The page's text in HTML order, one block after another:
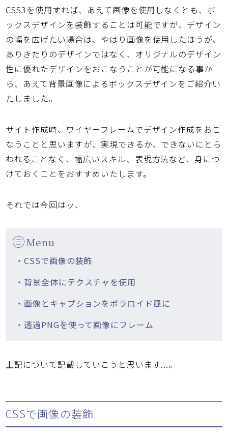
CSS3を使用すれば、あえて画像を使用しなくとも、ボ
ックスデザインを装飾することは可能ですが、デザイン
の幅を広げたい場合は、やはり画像を使用したほうが、
ありきたりのデザインではなく、オリジナルのデザイン
性に優れたデザインをおこなうことが可能になる事か
ら、あえて背景画像によるボックスデザインをご紹介い
たしました。
サイト作成時、ワイヤーフレームでデザイン作成をおこ
なうことと思いますが、実現できるか、できないにとら
われることなく、幅広いスキル、表現方法など、身につ
けておくことをおすすめいたします。
それでは今回はッ、
Menu
・CSSで画像の装飾
・背景全体にテクスチャを使用
・画像とキャプションをポラロイド風に
・透過PNGを使って画像にフレーム
上記について記載していこうと思います...。
CSSで画像の装飾